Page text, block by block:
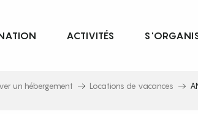
ACTIVITÉS
un hébergement Locations de vacances